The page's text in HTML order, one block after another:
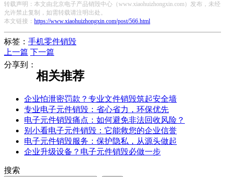
转载声明：本文由北京电子产品销毁中心（www.xiaohuizhongxin.com）发布，未经
允许禁止复制，如需转载请注明出处。
本文链接： https://www.xiaohuizhongxin.com/post/566.html
标签： 手机零件销毁
上一篇
下一篇
分享到：
相关推荐
企业怕泄密罚款？专业文件销毁筑起安全墙
专业电子元件销毁：省心省力，环保优先
电子元件销毁痛点：如何避免非法回收风险？
别小看电子元件销毁：它能救您的企业信誉
电子元件销毁服务：保护隐私，从源头做起
企业升级设备？电子元件销毁必做一步
搜索